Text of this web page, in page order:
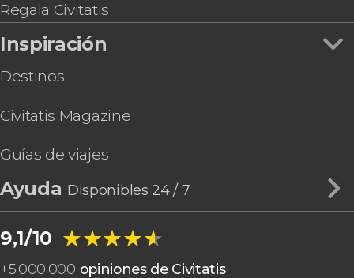
Regala Civitatis
Inspiración
Destinos
Civitatis Magazine
Guías de viajes
Ayuda Disponibles 24 / 7
9,1/10 ★★★★★
★★★★★
+5.000.000 opiniones de Civitatis